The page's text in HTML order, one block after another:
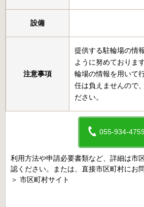
設備
注意事項
提供する駐輪場の情
ように努めておりま
輪場の情報を用いて
任は負えませんので
ださい。
055-934-4759
利用方法や申請必要書類など、詳細は市
認ください。または、直接市区町村にお
＞ 市区町村サイト